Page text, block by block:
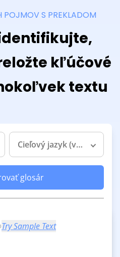
POJMOV S PREKLADOM
kľúčové
textu
Cieľový jazyk (voliteľné)
glosár
Try Sample Text